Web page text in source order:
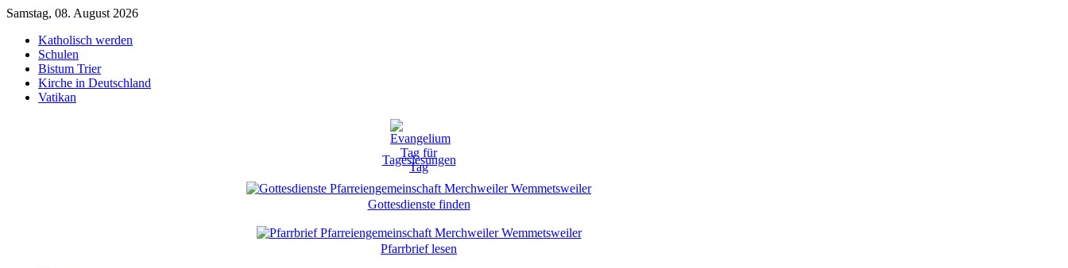
Samstag, 08. August 2026
Katholisch werden
Schulen
Bistum Trier
Kirche in Deutschland
Vatikan
Tageslesungen
Gottesdienste finden
Pfarrbrief lesen